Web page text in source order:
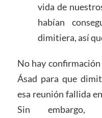
vida de
habían
dimitiera, así
No hay
Ásad para que
esa reunión fallida
Sin embargo,